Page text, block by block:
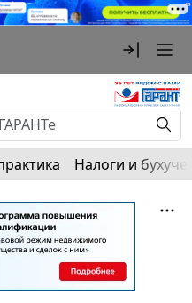
Налоги и